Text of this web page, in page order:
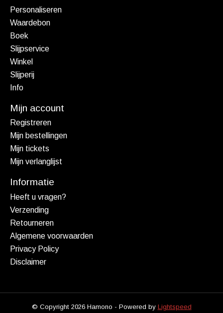
Personaliseren
Waardebon
Boek
Slijpservice
Winkel
Slijperij
Info
Mijn account
Registreren
Mijn bestellingen
Mijn tickets
Mijn verlanglijst
Informatie
Heeft u vragen?
Verzending
Retourneren
Algemene voorwaarden
Privacy Policy
Disclaimer
© Copyright 2026 Hamono - Powered by Lightspeed